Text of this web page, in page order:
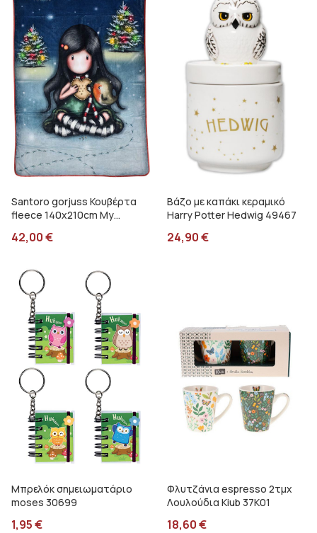
Santoro gorjuss Κουβέρτα
fleece 140x210cm My
42,00€
Βάζο με καπάκι κεραμικό
Harry Potter Hedwig 49467
24,90€
Μπρελόκ σημειωματάριο
moses 30699
1,95€
Φλυτζάνια espresso 2τμχ
Λουλούδια Kiub 37K01
18,60€